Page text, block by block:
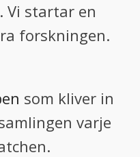
Vi startar en
forskningen.
som kliver in
varje